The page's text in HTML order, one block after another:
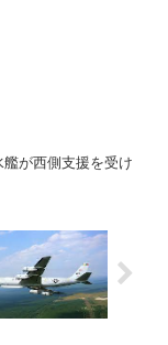
が西側支援を受け